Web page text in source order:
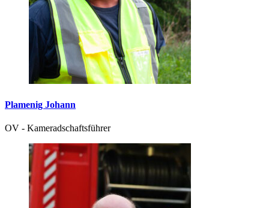
Plamenig Johann
OV - Kameradschaftsführer